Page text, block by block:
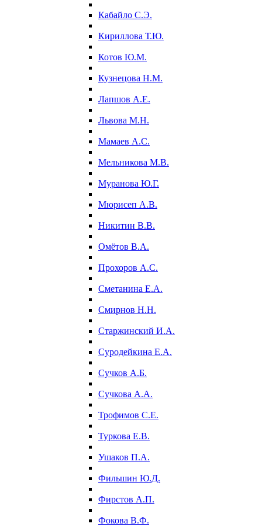
Кабайло С.Э.
Кириллова Т.Ю.
Котов Ю.М.
Кузнецова Н.М.
Лапшов А.Е.
Львова М.Н.
Мамаев А.С.
Мельникова М.В.
Муранова Ю.Г.
Мюрисеп А.В.
Никитин В.В.
Омётов В.А.
Прохоров А.С.
Сметанина Е.А.
Смирнов Н.Н.
Старжинский И.А.
Суродейкина Е.А.
Сучков А.Б.
Сучкова А.А.
Трофимов С.Е.
Туркова Е.В.
Ушаков П.А.
Фильшин Ю.Д.
Фирстов А.П.
Фокова В.Ф.